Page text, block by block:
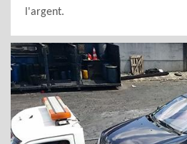
l'argent.